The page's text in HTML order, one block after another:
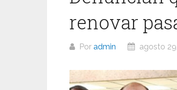
renovar
Por admin agosto